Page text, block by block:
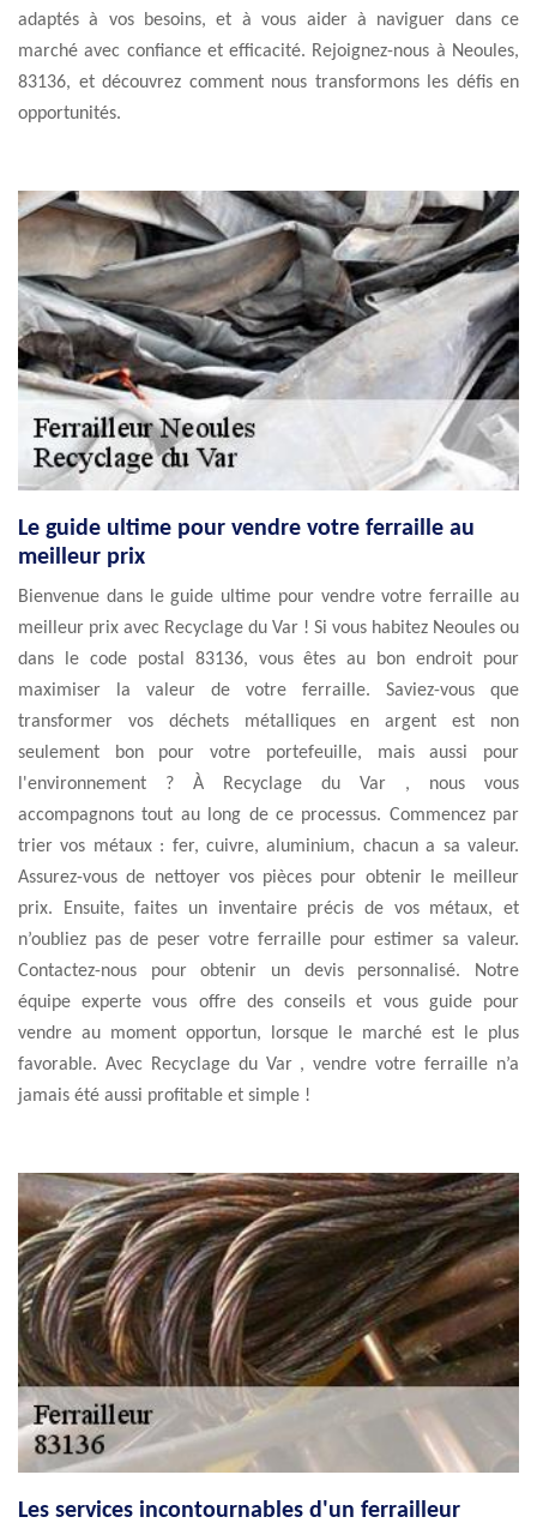
adaptés à vos besoins, et à vous aider à naviguer dans ce
marché avec confiance et efficacité. Rejoignez-nous à Neoules,
83136, et découvrez comment nous transformons les défis en
opportunités.
Le guide ultime pour vendre votre ferraille au
meilleur prix
Bienvenue dans le guide ultime pour vendre votre ferraille au
meilleur prix avec Recyclage du Var ! Si vous habitez Neoules ou
dans le code postal 83136, vous êtes au bon endroit pour
maximiser la valeur de votre ferraille. Saviez-vous que
transformer vos déchets métalliques en argent est non
seulement bon pour votre portefeuille, mais aussi pour
l'environnement ? À Recyclage du Var , nous vous
accompagnons tout au long de ce processus. Commencez par
trier vos métaux : fer, cuivre, aluminium, chacun a sa valeur.
Assurez-vous de nettoyer vos pièces pour obtenir le meilleur
prix. Ensuite, faites un inventaire précis de vos métaux, et
n’oubliez pas de peser votre ferraille pour estimer sa valeur.
Contactez-nous pour obtenir un devis personnalisé. Notre
équipe experte vous offre des conseils et vous guide pour
vendre au moment opportun, lorsque le marché est le plus
favorable. Avec Recyclage du Var , vendre votre ferraille n’a
jamais été aussi profitable et simple !
Les services incontournables d'un ferrailleur